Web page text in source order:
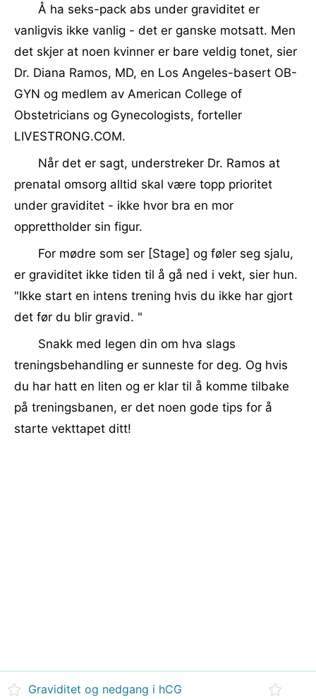
Å ha seks-pack abs under graviditet er
vanligvis ikke vanlig - det er ganske motsatt. Men
det skjer at noen kvinner er bare veldig tonet, sier
Dr. Diana Ramos, MD, en Los Angeles-basert OB-
GYN og medlem av American College of
Obstetricians og Gynecologists, forteller
LIVESTRONG.COM.
Når det er sagt, understreker Dr. Ramos at
prenatal omsorg alltid skal være topp prioritet
under graviditet - ikke hvor bra en mor
opprettholder sin figur.
For mødre som ser [Stage] og føler seg sjalu,
er graviditet ikke tiden til å gå ned i vekt, sier hun.
"Ikke start en intens trening hvis du ikke har gjort
det før du blir gravid. "
Snakk med legen din om hva slags
treningsbehandling er sunneste for deg. Og hvis
du har hatt en liten og er klar til å komme tilbake
på treningsbanen, er det noen gode tips for å
starte vekttapet ditt!
Graviditet og nedgang i hCG